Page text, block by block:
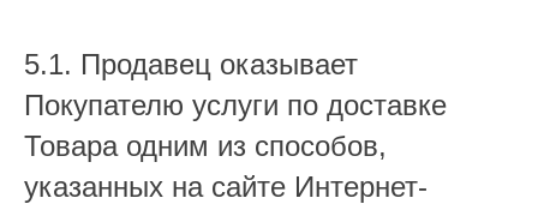
5.1. Продавец оказывает
Покупателю услуги по доставке
Товара одним из способов,
указанных на сайте Интернет-